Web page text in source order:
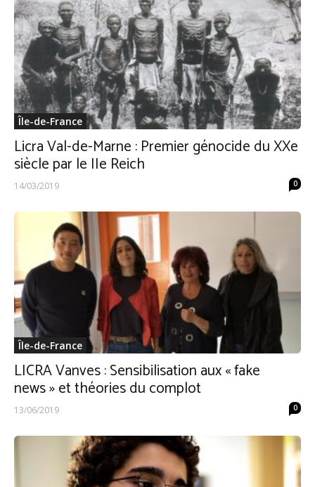
Île-de-France
Licra Val-de-Marne : Premier génocide du XXe
siècle par le IIe Reich
14/03/2019 0
Île-de-France
LICRA Vanves : Sensibilisation aux « fake
news » et théories du complot
13/06/2019 0